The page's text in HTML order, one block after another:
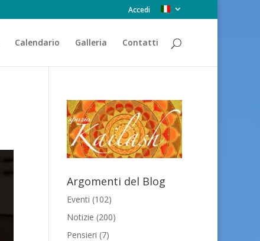
Accedi
Calendario Galleria Contatti
Argomenti del Blog
Eventi (102)
Notizie (200)
Pensieri (7)